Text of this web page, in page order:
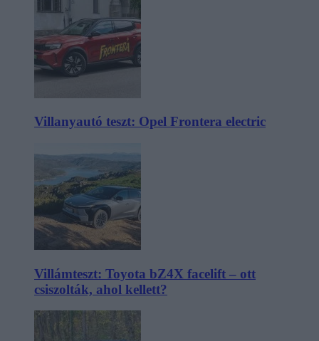
Villanyautó teszt: Opel Frontera electric
Villámteszt: Toyota bZ4X facelift – ott
csiszolták, ahol kellett?